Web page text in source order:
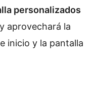
personalizados
aprovechará la
inicio y la pantalla